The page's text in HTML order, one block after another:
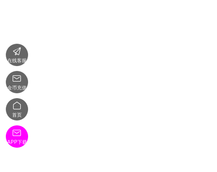

在线客服

金币充值

首页

APP下载